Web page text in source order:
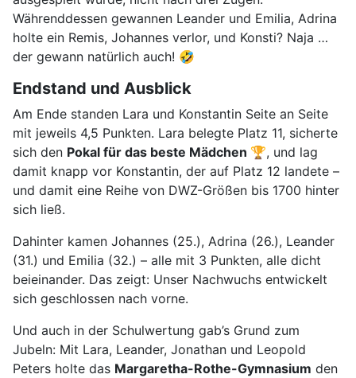
Währenddessen gewannen Leander und Emilia, Adrina
holte ein Remis, Johannes verlor, und Konsti? Naja …
der gewann natürlich auch! 🤣
Endstand und Ausblick
Am Ende standen Lara und Konstantin Seite an Seite
mit jeweils 4,5 Punkten. Lara belegte Platz 11, sicherte
sich den Pokal für das beste Mädchen 🏆, und lag
damit knapp vor Konstantin, der auf Platz 12 landete –
und damit eine Reihe von DWZ-Größen bis 1700 hinter
sich ließ.
Dahinter kamen Johannes (25.), Adrina (26.), Leander
(31.) und Emilia (32.) – alle mit 3 Punkten, alle dicht
beieinander. Das zeigt: Unser Nachwuchs entwickelt
sich geschlossen nach vorne.
Und auch in der Schulwertung gab’s Grund zum
Jubeln: Mit Lara, Leander, Jonathan und Leopold
Peters holte das Margaretha-Rothe-Gymnasium den